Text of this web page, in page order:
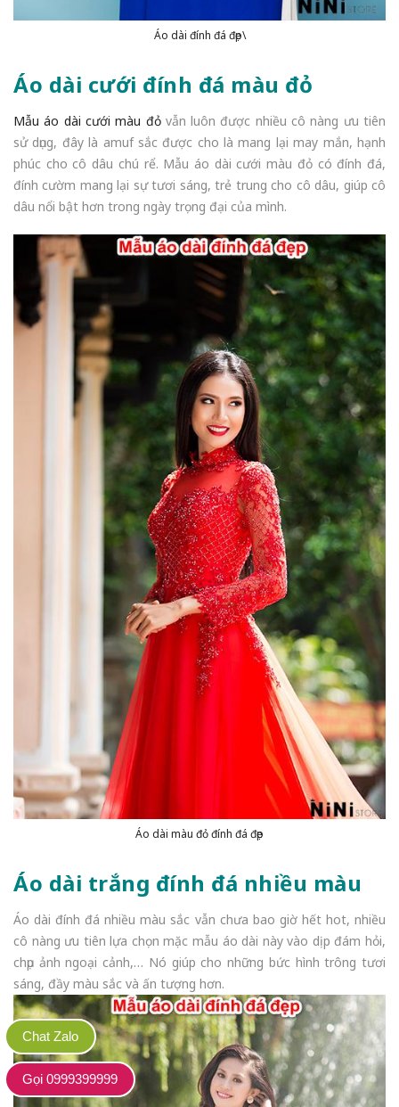
Áo dài đính đá đẹp\
Áo dài cưới đính đá màu đỏ
Mẫu áo dài cưới màu đỏvẫn luôn được nhiều cô nàng ưu tiên
sử dụng, đây là amuf sắc được cho là mang lại may mắn, hạnh
phúc cho cô dâu chú rể. Mẫu áo dài cưới màu đỏ có đính đá,
đính cườm mang lại sự tươi sáng, trẻ trung cho cô dâu, giúp cô
dâu nổi bật hơn trong ngày trọng đại của mình.
Áo dài màu đỏ đính đá đẹp
Áo dài trắng đính đá nhiều màu
Áo dài đính đá nhiều màu sắc vẫn chưa bao giờ hết hot, nhiều
cô nàng ưu tiên lựa chọn mặc mẫu áo dài này vào dịp đám hỏi,
chụp ảnh ngoại cảnh,… Nó giúp cho những bức hình trông tươi
sáng, đầy màu sắc và ấn tượng hơn.
Chat Zalo
Gọi 0999399999